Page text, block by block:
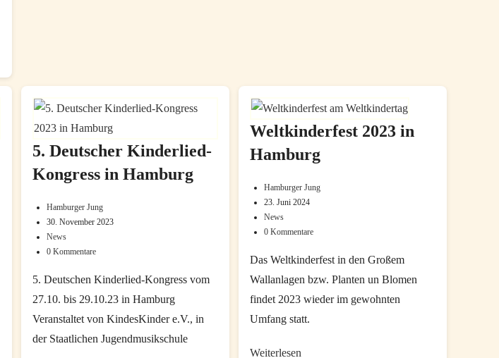
5. Deutscher Kinderlied-
Kongress in Hamburg
Beitrags-
Autor:
Hamburger Jung
Beitrag
zuletzt
am:
30. November 2023
Beitrags-
Kategorie:
News
Beitrags-
0 Kommentare
5. Deutschen Kinderlied-Kongress vom
27.10. bis 29.10.23 in Hamburg
Veranstaltet von KindesKinder e.V., in
der Staatlichen Jugendmusikschule
Weltkinderfest 2023 in
Hamburg
Beitrags-
Autor:
Hamburger Jung
Beitrag
zuletzt
am:
23. Juni 2024
Beitrags-
Kategorie:
News
Beitrags-
0 Kommentare
Das Weltkinderfest in den Großem
Wallanlagen bzw. Planten un Blomen
findet 2023 wieder im gewohnten
Umfang statt.
WeiterlesenWeltkinderfest